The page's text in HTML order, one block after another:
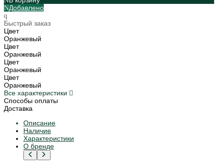
Добавлено
Быстрый заказ
Цвет
Оранжевый
Цвет
Оранжевый
Цвет
Оранжевый
Цвет
Оранжевый
Все характеристики
Способы оплаты
Доставка
Описание
Наличие
Характеристики
О бренде